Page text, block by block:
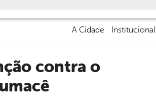
A Cidade Institucional